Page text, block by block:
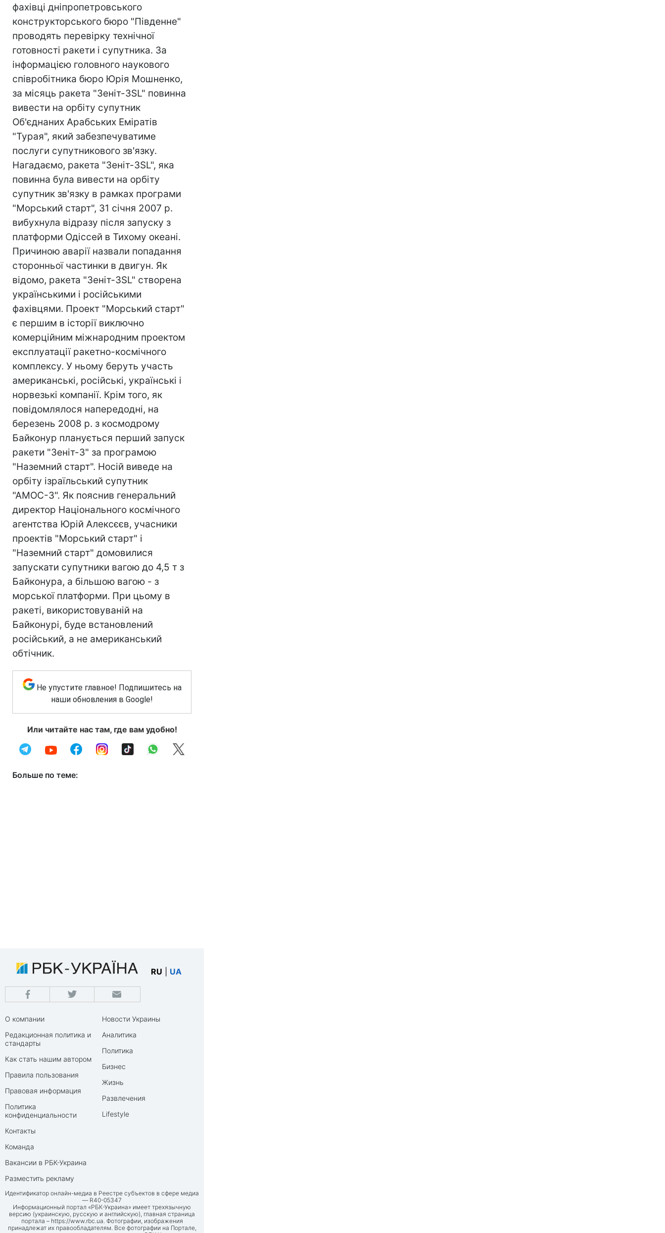
фахівці дніпропетровського
конструкторського бюро "Південне"
проводять перевірку технічної
готовності ракети і супутника. За
інформацією головного наукового
співробітника бюро Юрія Мошненко,
за місяць ракета "Зеніт-3SL" повинна
вивести на орбіту супутник
Об'єднаних Арабських Еміратів
"Турая", який забезпечуватиме
послуги супутникового зв'язку.
Нагадаємо, ракета "Зеніт-3SL", яка
повинна була вивести на орбіту
супутник зв'язку в рамках програми
"Морський старт", 31 січня 2007 р.
вибухнула відразу після запуску з
платформи Одіссей в Тихому океані.
Причиною аварії назвали попадання
сторонньої частинки в двигун. Як
відомо, ракета "Зеніт-3SL" створена
українськими і російськими
фахівцями. Проект "Морський старт"
є першим в історії виключно
комерційним міжнародним проектом
експлуатації ракетно-космічного
комплексу. У ньому беруть участь
американські, російські, українські і
норвезькі компанії. Крім того, як
повідомлялося напередодні, на
березень 2008 р. з космодрому
Байконур планується перший запуск
ракети "Зеніт-3" за програмою
"Наземний старт". Носій виведе на
орбіту ізраїльський супутник
"АМОС-3". Як пояснив генеральний
директор Національного космічного
агентства Юрій Алексєєв, учасники
проектів "Морський старт" і
"Наземний старт" домовилися
запускати супутники вагою до 4,5 т з
Байконура, а більшою вагою - з
морської платформи. При цьому в
ракеті, використовуваній на
Байконурі, буде встановлений
російський, а не американський
обтічник.
Не упустите главное! Подпишитесь на
наши обновления в Google!
Или читайте нас там, где вам удобно!
Больше по теме:
RU UA
О компании
Редакционная политика и
стандарты
Как стать нашим автором
Правила пользования
Правовая информация
Политика
конфиденциальности
Контакты
Команда
Вакансии в РБК-Украина
Разместить рекламу
Новости Украины
Аналитика
Политика
Бизнес
Жизнь
Развлечения
Lifestyle
Идентификатор онлайн-медиа в Реестре субъектов в сфере медиа
— R40-05347
Информационный портал «РБК-Украина» имеет трехязычную
версию (украинскую, русскую и английскую), главная страница
портала – https://www.rbc.ua. Фотографии, изображения
принадлежат их правообладателям. Все фотографии на Портале,